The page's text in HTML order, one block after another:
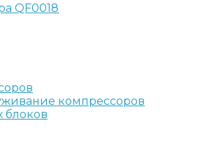
QF0018
компрессоров
блоков